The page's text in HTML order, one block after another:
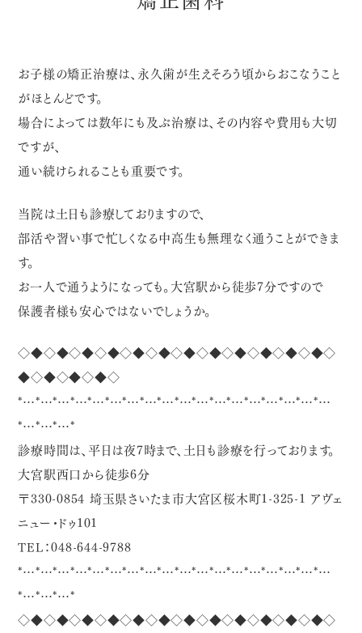
お子様の矯正治療は、永久歯が生えそろう頃からおこなうこと
がほとんどです。
場合によっては数年にも及ぶ治療は、その内容や費用も大切
ですが、
通い続けられることも重要です。
当院は土日も診療しておりますので、
部活や習い事で忙しくなる中高生も無理なく通うことができま
す。
お一人で通うようになっても。大宮駅から徒歩7分ですので
保護者様も安心ではないでしょうか。
◇◆◇◆◇◆◇◆◇◆◇◆◇◆◇◆◇◆◇◆◇◆◇◆◇
◆◇◆◇◆◇◆◇
*…*…*…*…*…*…*…*…*…*…*…*…*…*…*…*…*…*…
*…*…*…*
診療時間は、平日は夜7時まで、土日も診療を行っております。
大宮駅西口から徒歩6分
〒330-0854 埼玉県さいたま市大宮区桜木町1-325-1 アヴェ
ニュー・ドゥ101
TEL：048-644-9788
*…*…*…*…*…*…*…*…*…*…*…*…*…*…*…*…*…*…
*…*…*…*
◇◆◇◆◇◆◇◆◇◆◇◆◇◆◇◆◇◆◇◆◇◆◇◆◇